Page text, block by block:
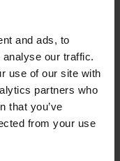
and ads, to
our traffic.
use of our site with
partners who
that you’ve
from your use